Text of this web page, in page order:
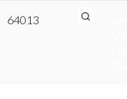
64013